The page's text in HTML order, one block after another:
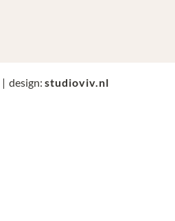
| design: studioviv.nl